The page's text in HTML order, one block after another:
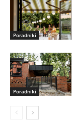
Poradniki
Poradniki